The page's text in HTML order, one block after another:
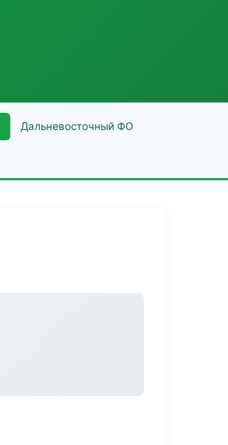
Дальневосточный ФО